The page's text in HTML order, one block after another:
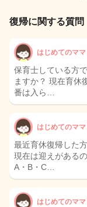
復帰に関する質問
はじめてのママ
保育士している方
ますか？ 現在育休
番は入ら…
はじめてのママ
最近育休復帰した
現在は迎えがある
A・B・C…
はじめてのママ